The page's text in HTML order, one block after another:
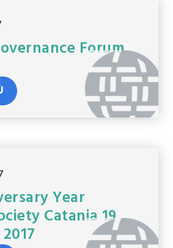
Forum
Year
Catania 19